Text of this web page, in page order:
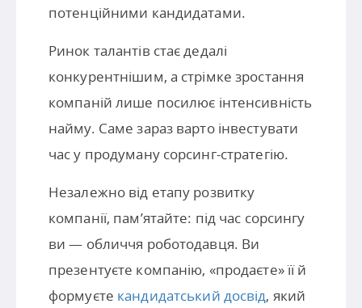
потенційними кандидатами.
Ринок талантів стає дедалі
конкурентнішим, а стрімке зростання
компаній лише посилює інтенсивність
найму. Саме зараз варто інвестувати
час у продуману сорсинг-стратегію.
Незалежно від етапу розвитку
компанії, пам’ятайте: під час сорсингу
ви — обличчя роботодавця. Ви
презентуєте компанію, «продаєте» її й
формуєте кандидатський досвід, який